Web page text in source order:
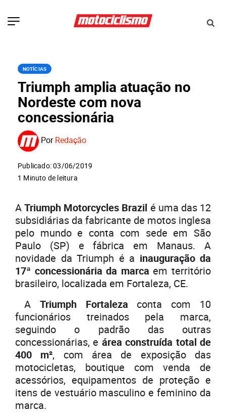
NOTÍCIAS
Triumph amplia atuação no
Nordeste com nova
concessionária
PorRedação
Publicado: 03/06/2019
1 Minuto de leitura
ATriumph Motorcycles Brazil é uma das 12
subsidiárias da fabricante de motos inglesa
pelo mundo e conta com sede em São
Paulo (SP) e fábrica em Manaus. A
novidade da Triumph é a inauguração da
17ª concessionária da marca em território
brasileiro, localizada em Fortaleza, CE.
A Triumph Fortaleza conta com 10
funcionários treinados pela marca,
seguindo o padrão das outras
concessionárias, e área construída total de
400 m², com área de exposição das
motocicletas, boutique com venda de
acessórios, equipamentos de proteção e
itens de vestuário masculino e feminino da
marca.